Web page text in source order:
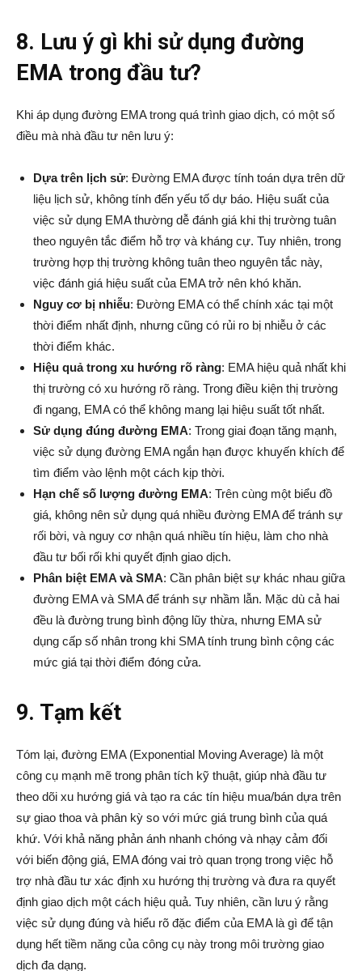
8. Lưu ý gì khi sử dụng đường
EMA trong đầu tư?
Khi áp dụng đường EMA trong quá trình giao dịch, có một số
điều mà nhà đầu tư nên lưu ý:
Dựa trên lịch sử: Đường EMA được tính toán dựa trên dữ
liệu lịch sử, không tính đến yếu tố dự báo. Hiệu suất của
việc sử dụng EMA thường dễ đánh giá khi thị trường tuân
theo nguyên tắc điểm hỗ trợ và kháng cự. Tuy nhiên, trong
trường hợp thị trường không tuân theo nguyên tắc này,
việc đánh giá hiệu suất của EMA trở nên khó khăn.
Nguy cơ bị nhiễu: Đường EMA có thể chính xác tại một
thời điểm nhất định, nhưng cũng có rủi ro bị nhiễu ở các
thời điểm khác.
Hiệu quả trong xu hướng rõ ràng: EMA hiệu quả nhất khi
thị trường có xu hướng rõ ràng. Trong điều kiện thị trường
đi ngang, EMA có thể không mang lại hiệu suất tốt nhất.
Sử dụng đúng đường EMA: Trong giai đoạn tăng mạnh,
việc sử dụng đường EMA ngắn hạn được khuyến khích để
tìm điểm vào lệnh một cách kịp thời.
Hạn chế số lượng đường EMA: Trên cùng một biểu đồ
giá, không nên sử dụng quá nhiều đường EMA để tránh sự
rối bời, và nguy cơ nhận quá nhiều tín hiệu, làm cho nhà
đầu tư bối rối khi quyết định giao dịch.
Phân biệt EMA và SMA: Cần phân biệt sự khác nhau giữa
đường EMA và SMA để tránh sự nhầm lẫn. Mặc dù cả hai
đều là đường trung bình động lũy thừa, nhưng EMA sử
dụng cấp số nhân trong khi SMA tính trung bình cộng các
mức giá tại thời điểm đóng cửa.
9. Tạm kết
Tóm lại, đường EMA (Exponential Moving Average) là một
công cụ mạnh mẽ trong phân tích kỹ thuật, giúp nhà đầu tư
theo dõi xu hướng giá và tạo ra các tín hiệu mua/bán dựa trên
sự giao thoa và phân kỳ so với mức giá trung bình của quá
khứ. Với khả năng phản ánh nhanh chóng và nhạy cảm đối
với biến động giá, EMA đóng vai trò quan trọng trong việc hỗ
trợ nhà đầu tư xác định xu hướng thị trường và đưa ra quyết
định giao dịch một cách hiệu quả. Tuy nhiên, cần lưu ý rằng
việc sử dụng đúng và hiểu rõ đặc điểm của EMA là gì để tận
dụng hết tiềm năng của công cụ này trong môi trường giao
dịch đa dạng.